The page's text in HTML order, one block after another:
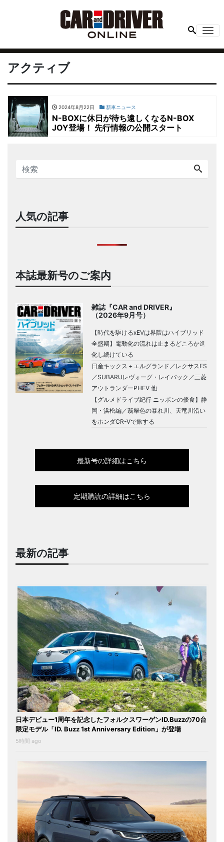
アクティブ
2024年8月22日 新車ニュース
N-BOXに休日が待ち遠しくなるN-BOX
JOY登場！ 先行情報の公開スタート
人気の記事
本誌最新号のご案内
雑誌『CAR and DRIVER』
（2026年9月号）
【時代を駆けるxEVは界隈はハイブリッド
全盛期】電動化の流れは止まるどころか進
化し続けている
日産キックス＋エルグランド／レクサスES
／SUBARUレヴォーグ・レイバック／三菱
アウトランダーPHEV 他
【グルメドライブ紀行 ニッポンの優食】静
岡・浜松編／翡翠色の暴れ川、天竜川沿い
をホンダCR-Vで旅する
最新号の詳細はこちら
定期購読の詳細はこちら
最新の記事
日本デビュー1周年を記念したフォルクスワーゲンID.Buzzの70台
限定モデル「ID. Buzz 1st Anniversary Edition」が登場
5時間 ago